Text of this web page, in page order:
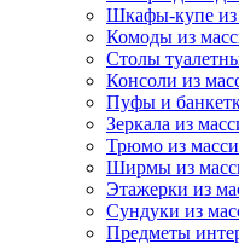
Шкафы-купе из
Комоды из
Столы
Консоли из
Пуфы и
Зеркала из
Трюмо из
Ширмы из
Этажерки из
Сундуки из
Предметы